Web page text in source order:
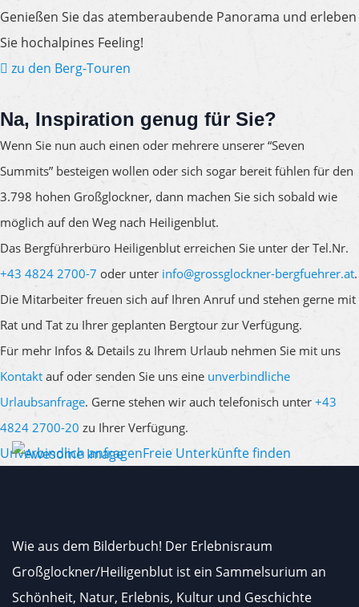
Genießen Sie das atemberaubende Panorama und erleben
Sie hochalpines Feeling!
zu den Berg-Touren
Na, Inspiration genug für Sie?
Wenn Sie nun auch einen oder mehrere unserer “Seven
Summits” besteigen wollen oder sich sogar bereit fühlen für den
3.798 hohen Großglockner, dann machen Sie sich sobald wie
möglich auf den Weg nach Heiligenblut.
Das Bergführerbüro Heiligenblut erreichen Sie unter der Tel.Nr.
+43 4824 2700-7 oder unter info@grossglockner-bergfuehrer.at.
Die Mitarbeiter freuen sich auf Ihren Anruf und stehen gerne mit
Rat und Tat zu Ihrer geplanten Bergtour zur Verfügung.
Für mehr Infos & Details zu Ihrem Urlaub nehmen Sie mit uns
Kontakt auf oder senden Sie uns eine unverbindliche
Urlaubsanfrage. Gerne stehen wir auch telefonisch unter +43
4824 2700-20 zu Ihrer Verfügung.
Unverbindlich anfragenFreie Unterkünfte finden
Wie aus dem Bilderbuch! Der Erlebnisraum
Großglockner/Heiligenblut ist ein Sammelsurium an
Schönheit, Natur, Erlebnis, Kultur und Geschichte